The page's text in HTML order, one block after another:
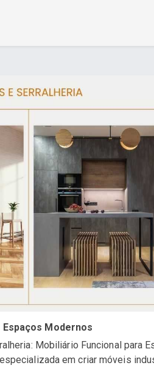
Modernos
Mobiliário Funcional para
em criar móveis